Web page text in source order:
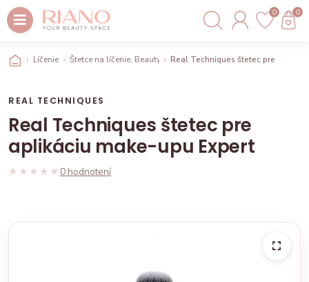
0 0
Líčenie Štetce na líčenie, Beauty blendery hubkyReal Techniques štetec pre
REAL TECHNIQUES
Real Techniques štetec pre
aplikáciu make-upu Expert
★★★★★
★★★★★ 0 hodnotení